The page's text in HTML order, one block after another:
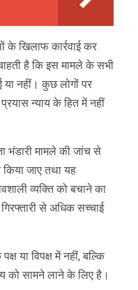
के खिलाफ कार्रवाई कर
है कि इस मामले के सभी
या नहीं। कुछ लोगों पर
न्याय के हित में नहीं
भंडारी मामले की जांच से
किया जाए तथा यह
व्यक्ति को बचाने का
से अधिक सच्चाई
या विपक्ष में नहीं, बल्कि
को सामने लाने के लिए है।